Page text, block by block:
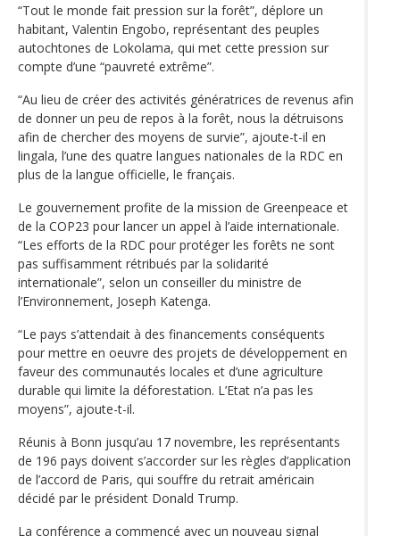
“Tout le monde fait pression sur la forêt”, déplore un
habitant, Valentin Engobo, représentant des peuples
autochtones de Lokolama, qui met cette pression sur
compte d’une “pauvreté extrême”.
“Au lieu de créer des activités génératrices de revenus afin
de donner un peu de repos à la forêt, nous la détruisons
afin de chercher des moyens de survie”, ajoute-t-il en
lingala, l’une des quatre langues nationales de la RDC en
plus de la langue officielle, le français.
Le gouvernement profite de la mission de Greenpeace et
de la COP23 pour lancer un appel à l’aide internationale.
“Les efforts de la RDC pour protéger les forêts ne sont
pas suffisamment rétribués par la solidarité
internationale”, selon un conseiller du ministre de
l’Environnement, Joseph Katenga.
“Le pays s’attendait à des financements conséquents
pour mettre en oeuvre des projets de développement en
faveur des communautés locales et d’une agriculture
durable qui limite la déforestation. L’Etat n’a pas les
moyens”, ajoute-t-il.
Réunis à Bonn jusqu’au 17 novembre, les représentants
de 196 pays doivent s’accorder sur les règles d’application
de l’accord de Paris, qui souffre du retrait américain
décidé par le président Donald Trump.
La conférence a commencé avec un nouveau signal